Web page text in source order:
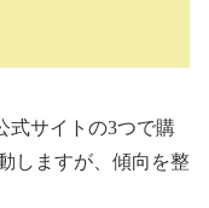
式サイトの3つで購
しますが、傾向を整